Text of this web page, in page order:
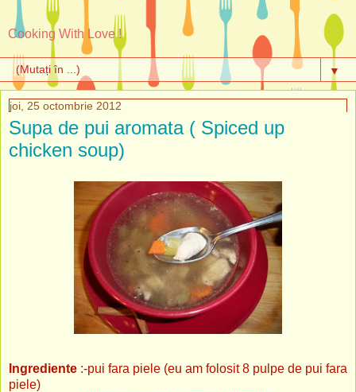
Cooking With Love !
▼
joi, 25 octombrie 2012
Supa de pui aromata ( Spiced up
chicken soup)
Ingrediente :-pui fara piele (eu am folosit 8 pulpe de pui fara
piele)